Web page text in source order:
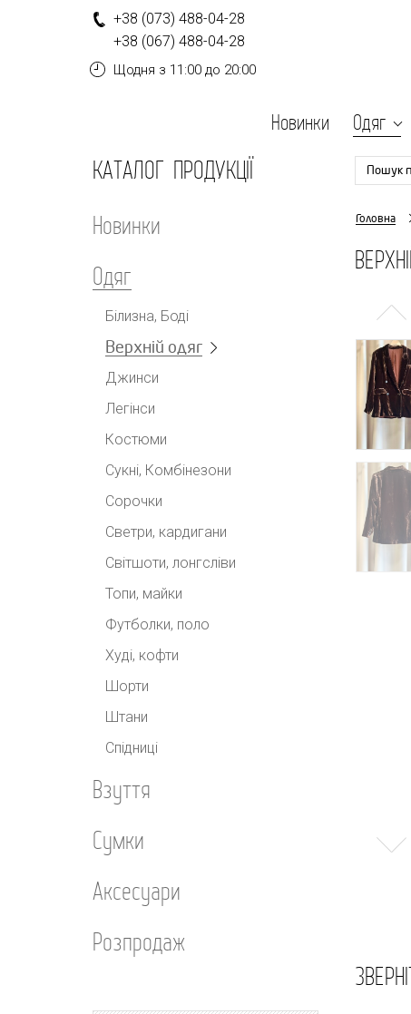
+38 (073) 488-04-28
+38 (067) 488-04-28
Щодня з 11:00 до 20:00
Новинки Одяг
КАТАЛОГ ПРОДУКЦІЇ
Новинки
Одяг
Білизна, Боді
Верхній одяг
Джинси
Легінси
Костюми
Сукні, Комбінезони
Сорочки
Светри, кардигани
Світшоти, лонгсліви
Топи, майки
Футболки, поло
Худі, кофти
Шорти
Штани
Спідниці
Взуття
Сумки
Аксесуари
Розпродаж
Пошук
Головна